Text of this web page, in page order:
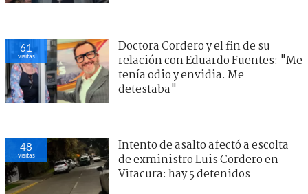
61
visitas
Doctora Cordero y el fin de su
relación con Eduardo Fuentes: "Me
tenía odio y envidia. Me
detestaba"
48
visitas
Intento de asalto afectó a escolta
de exministro Luis Cordero en
Vitacura: hay 5 detenidos